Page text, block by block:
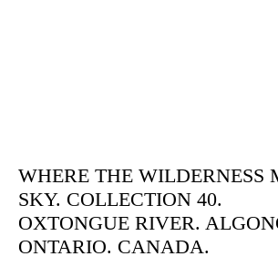
WHERE THE WILDERNESS
SKY. COLLECTION 40.
OXTONGUE RIVER.
ONTARIO. CANADA.